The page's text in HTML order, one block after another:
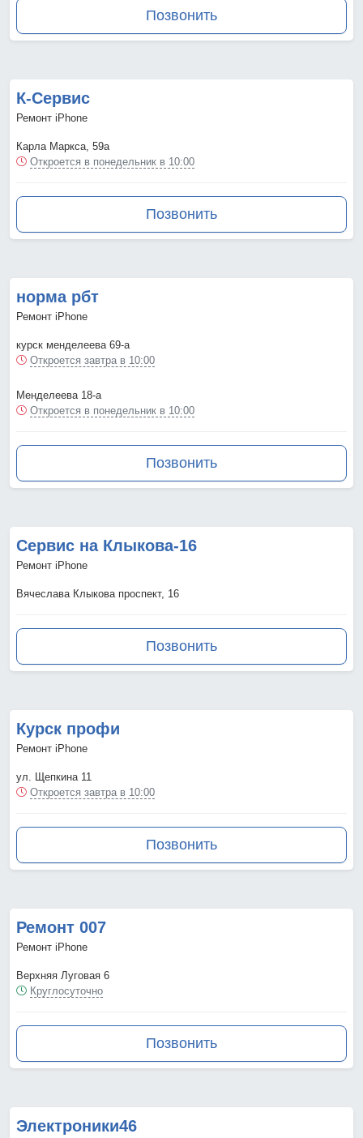
Позвонить
К-Сервис
Ремонт iPhone
Карла Маркса, 59а
Откроется в понедельник в 10:00
Позвонить
норма рбт
Ремонт iPhone
курск менделеева 69-а
Откроется завтра в 10:00
Менделеева 18-а
Откроется в понедельник в 10:00
Позвонить
Сервис на Клыкова-16
Ремонт iPhone
Вячеслава Клыкова проспект, 16
Позвонить
Курск профи
Ремонт iPhone
ул. Щепкина 11
Откроется завтра в 10:00
Позвонить
Ремонт 007
Ремонт iPhone
Верхняя Луговая 6
Круглосуточно
Позвонить
Электроники46